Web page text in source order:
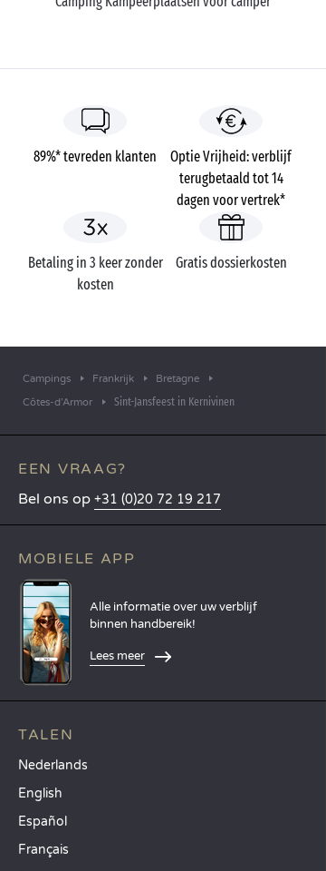
89%* tevreden klanten
Optie Vrijheid: verblijf
terugbetaald tot 14
dagen voor vertrek*
Betaling in 3 keer zonder
kosten
Gratis dossierkosten
Campings Frankrijk
Bretagne
Côtes-d’Armor
Sint-Jansfeest in Kernivinen
EEN VRAAG?
Bel ons op +31 (0)20 72 19 217
MOBIELE APP
Alle informatie over uw verblijf
binnen handbereik!
Lees meer
TALEN
Nederlands
English
Español
Français